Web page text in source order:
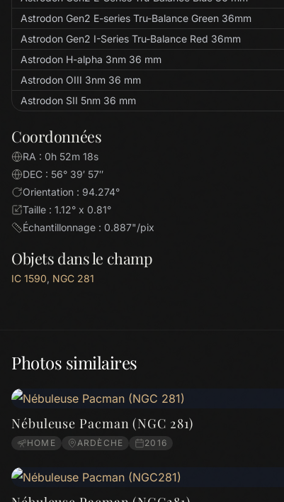
Astrodon Gen2 E-series Tru-Balance Green 36mm
Astrodon Gen2 I-Series Tru-Balance Red 36mm
Astrodon H-alpha 3nm 36 mm
Astrodon OIII 3nm 36 mm
Astrodon SII 5nm 36 mm
Coordonnées
RA : 0h 52m 18s
DEC : 56° 39′ 57″
Orientation : 94.274°
Taille : 1.12° x 0.81°
Échantillonnage : 0.887"/pix
Objets dans le champ
IC 1590, NGC 281
Photos similaires
Nébuleuse Pacman (NGC 281)
HOME ARDÈCHE 2016